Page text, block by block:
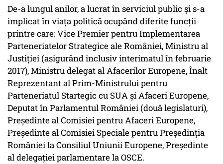
De-a lungul anilor, a lucrat în serviciul public și s-a
implicat în viața politică ocupând diferite funcții
printre care: Vice Premier pentru Implementarea
Parteneriatelor Strategice ale României, Ministru al
Justiției (asigurând inclusiv interimatul în februarie
2017), Ministru delegat al Afacerilor Europene, Înalt
Reprezentant al Prim-Ministrului pentru
Parteneriatul Startegic cu SUA și Afaceri Europene,
Deputat în Parlamentul României (două legislaturi),
Președinte al Comisiei pentru Afaceri Europene,
Președinte al Comisiei Speciale pentru Președinția
României la Consiliul Uniunii Europene, Președinte
al delegației parlamentare la OSCE.